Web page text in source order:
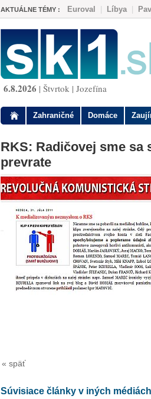
AKTUÁLNE TÉMY : Euroval Líbya|
6.8.2026 | Štvrtok | Jozefína
Zahraničné Domáce
RKS: Radičovej sme
prevrate
« späť
Súvisiace články v iných médiách